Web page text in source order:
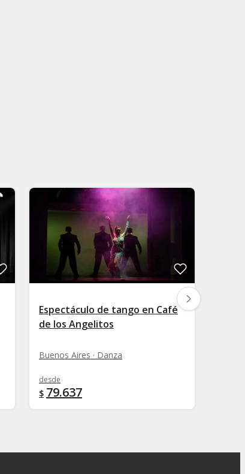
Espectáculo de tango en Café
de los Angelitos
Buenos Aires · Danza
desde
$ 79.637